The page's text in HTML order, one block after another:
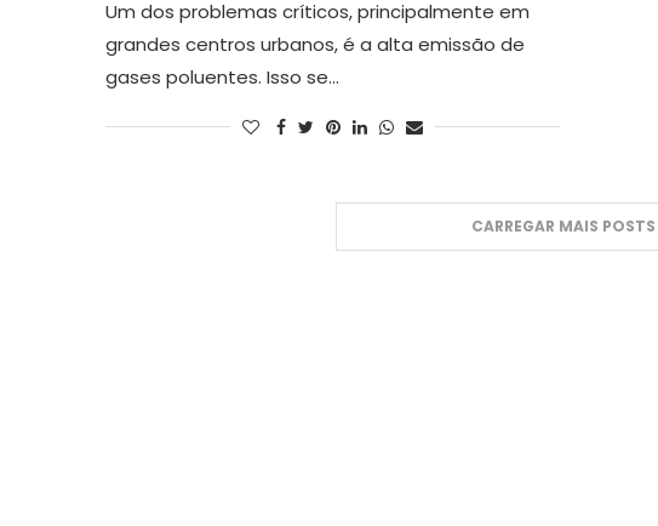
Um dos problemas críticos, principalmente em
grandes centros urbanos, é a alta emissão de
gases poluentes. Isso se…
CARREGAR MAIS POSTS